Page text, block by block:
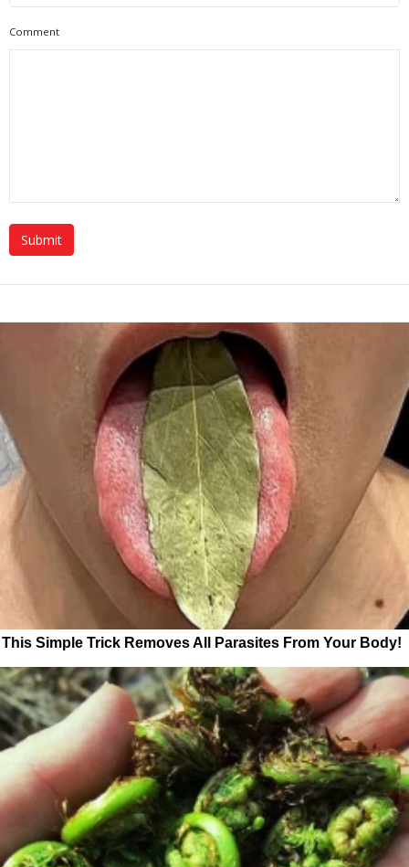
Comment
This Simple Trick Removes All Parasites From Your Body!